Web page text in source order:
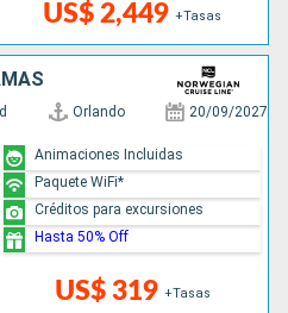
US$ 2,449 +Tasas
Orlando 20/09/2027
US$ 319 +Tasas
Animaciones Incluidas
Paquete WiFi*
Créditos para excursiones
Hasta 50% Off